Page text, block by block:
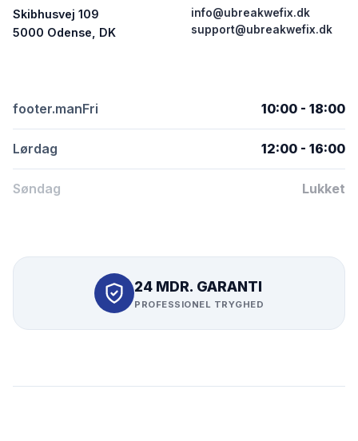
Skibhusvej 109
5000 Odense, DK
info@ubreakwefix.dk
support@ubreakwefix.dk
footer.manFri 10:00 - 18:00
Lørdag 12:00 - 16:00
Søndag Lukket
24 MDR. GARANTI
PROFESSIONEL TRYGHED